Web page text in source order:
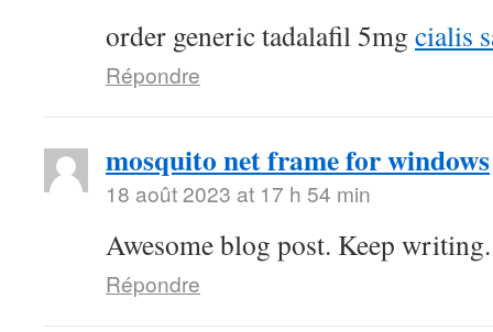
order generic tadalafil 5mg cialis
Répondre
mosquito net frame for windows
18 août 2023 at 17 h 54 min
Awesome blog post. Keep writing.
Répondre